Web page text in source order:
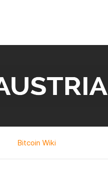
Bitcoin Wiki